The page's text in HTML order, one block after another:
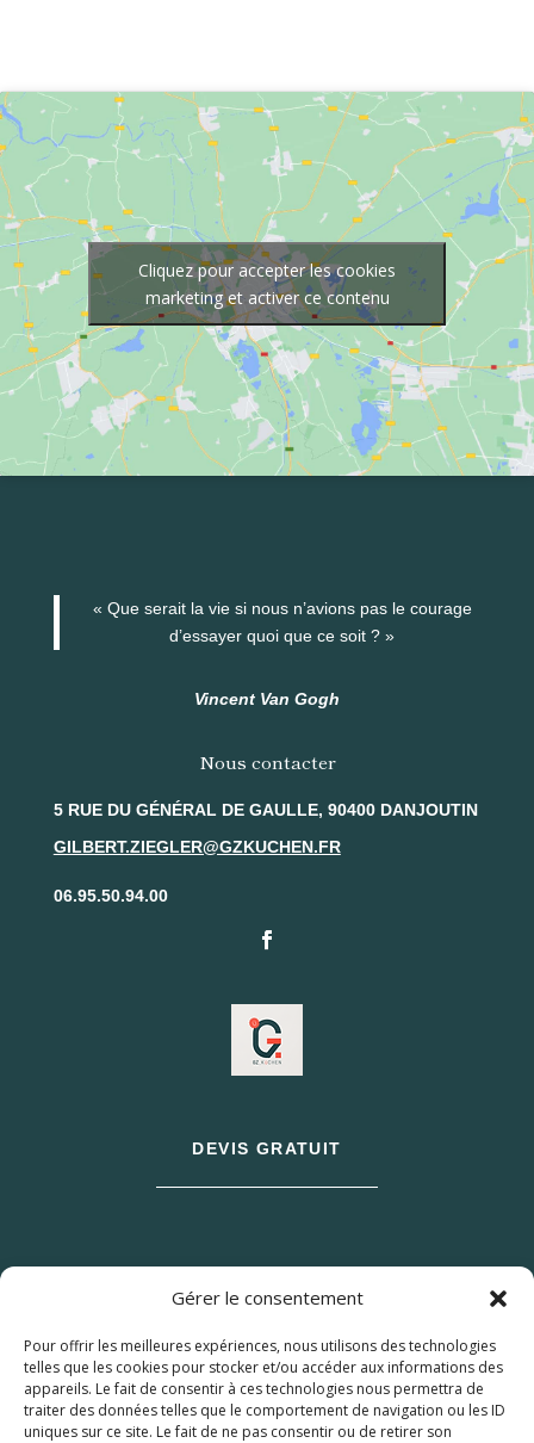
Gérer le consentement
Pour offrir les meilleures expériences, nous utilisons des technologies
telles que les cookies pour stocker et/ou accéder aux informations des
appareils. Le fait de consentir à ces technologies nous permettra de
traiter des données telles que le comportement de navigation ou les ID
uniques sur ce site. Le fait de ne pas consentir ou de retirer son
Cliquez pour accepter les cookies
marketing et activer ce contenu
« Que serait la vie si nous n’avions pas le courage
d’essayer quoi que ce soit ? »
Vincent Van Gogh
Nous contacter
5 RUE DU GÉNÉRAL DE GAULLE, 90400 DANJOUTIN
GILBERT.ZIEGLER@GZKUCHEN.FR
06.95.50.94.00
DEVIS GRATUIT